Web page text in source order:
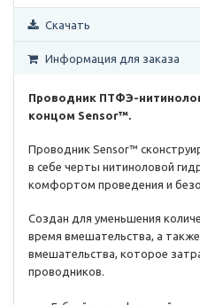
Скачать
Информация для заказа
Проводник ПТФЭ-
концом Sensor™.
Проводник Sensor™
в себе черты нитиноловой
комфортом проведения и
Cоздан для уменьшения
время вмешательства, а
вмешательства, которое
проводников.